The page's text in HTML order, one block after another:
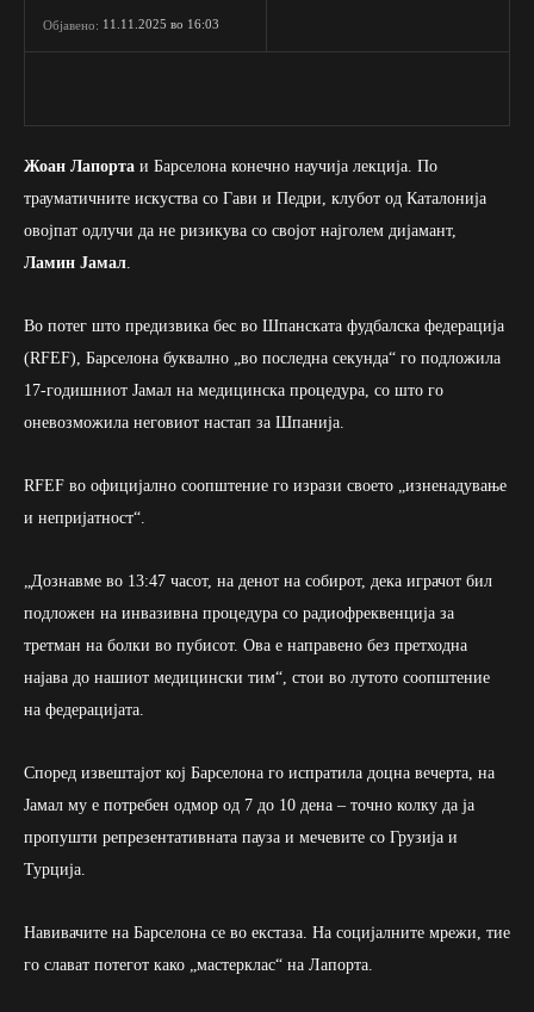
Објавено: 11.11.2025 во 16:03
Жоан Лапорта и Барселона конечно научија лекција. По
трауматичните искуства со Гави и Педри, клубот од Каталонија
овојпат одлучи да не ризикува со својот најголем дијамант,
Ламин Јамал
Во потег што предизвика бес во Шпанската фудбалска федерација
(RFEF), Барселона буквално „во последна секунда“ го подложила
17-годишниот Јамал на медицинска процедура, со што го
оневозможила неговиот настап за Шпанија.
RFEF во официјално соопштение го изрази своето „изненадување
и непријатност“.
„Дознавме во 13:47 часот, на денот на собирот, дека играчот бил
подложен на инвазивна процедура со радиофреквенција за
третман на болки во пубисот. Ова е направено без претходна
најава до нашиот медицински тим“, стои во лутото соопштение
на федерацијата.
Според извештајот кој Барселона го испратила доцна вечерта, на
Јамал му е потребен одмор од 7 до 10 дена – точно колку да ја
пропушти репрезентативната пауза и мечевите со Грузија и
Турција.
Навивачите на Барселона се во екстаза. На социјалните мрежи, тие
го слават потегот како „мастерклас“ на Лапорта.